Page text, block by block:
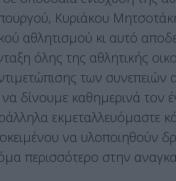
Κυριάκου
αθλητισμού κι αυτό
όλης της αθλητικής
των συνεπειών
δίνουμε καθημερινά τον
εκμεταλλευόμαστε
να υλοποιηθούν
περισσότερο στην